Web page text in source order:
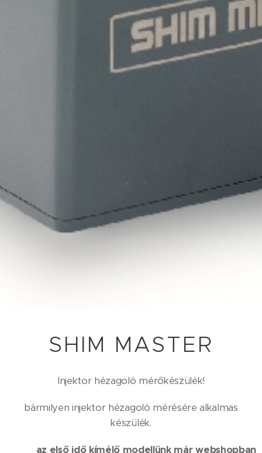
SHIM MASTER
Injektor hézagoló mérőkészülék!
bármilyen injektor hézagoló mérésére alkalmas
készülék.
az első idő kímélő modellünk már webshopban